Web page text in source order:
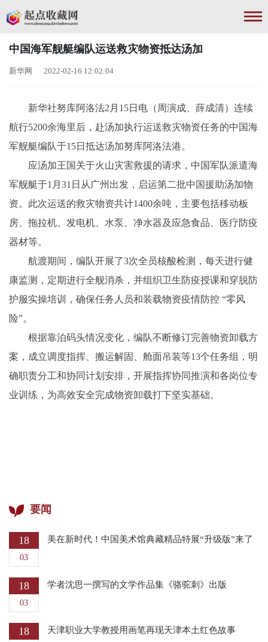
中国海军舰艇编队运送救灾物资抵达汤加
新华网 2022-02-16 12:02:04
新华社努库阿洛法2月15日电（周演成、薛成清）连续
航行5200余海里后，赴汤加执行运送救灾物资任务的中国海
军舰艇编队于15日抵达汤加努库阿洛法港。
应汤加王国关于火山灾害救援的请求，中国军队派遣海
军舰艇于1月31日从广州出发，启运第二批中国援助汤加物
资。此次运送的救灾物资共计1400余吨，主要包括移动板
房、拖拉机、发电机、水泵、净水器及应急食品、医疗防疫
器材等。
航渡期间，编队开展了3次全员核酸检测，每天进行健
康监测，定期进行全舰消杀，并组织卫生防疫授课和穿脱防
护服实操培训，确保任务人员和装载物资疫情防控 “零风
险”。
根据靠泊码头情况变化，编队不断修订完善物资卸载方
案，成立调度指挥、搬运解固、舱面吊装等13个任务组，明
确职责分工和协同计划安排，开展指挥协同推演和各岗位专
业训练，为高效安全完成物资卸载打下坚实基础。
要闻
18
03
美在新时代！中国美术馆典藏精品特展“升级版”来了
18
03
学者沈思一撰写的文学作品集《骆驼刺》出版
18 天津职业大学教授用画笔再现天津本土红色故事